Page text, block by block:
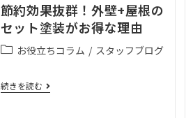
節約効果抜群！外壁+屋根の
セット塗装がお得な理由
お役立ちコラム / スタッフブログ
続きを読む